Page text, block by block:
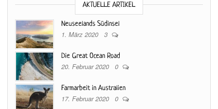
AKTUELLE ARTIKEL
Neuseelands Südinsel
1. März 2020 3
Die Great Ocean Road
20. Februar 2020 0
Farmarbeit in Australien
17. Februar 2020 0